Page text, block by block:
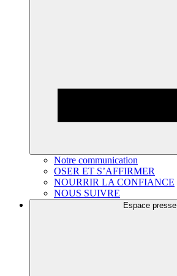
Notre communication
OSER ET S’AFFIRMER
NOURRIR LA CONFIANCE
NOUS SUIVRE
Espace presse